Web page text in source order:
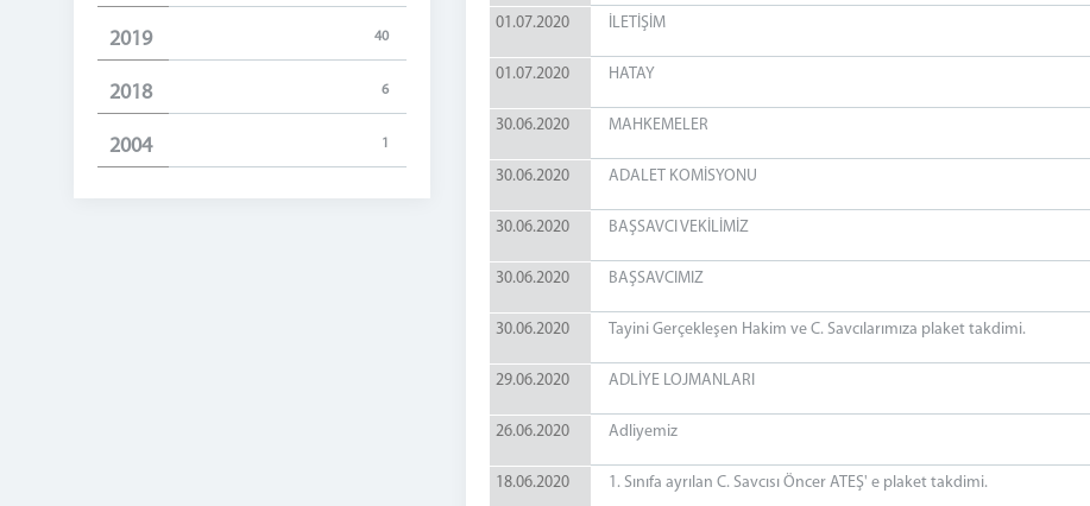
2019 40
2018 6
2004 1
01.07.2020 İLETİŞİM
01.07.2020 HATAY
30.06.2020 MAHKEMELER
30.06.2020 ADALET KOMİSYONU
30.06.2020 BAŞSAVCI VEKİLİMİZ
30.06.2020 BAŞSAVCIMIZ
30.06.2020 Tayini Gerçekleşen Hakim ve C. Savcılarımıza plaket takdimi.
29.06.2020 ADLİYE LOJMANLARI
26.06.2020 Adliyemiz
18.06.2020 1. Sınıfa ayrılan C. Savcısı Öncer ATEŞ' e plaket takdimi.